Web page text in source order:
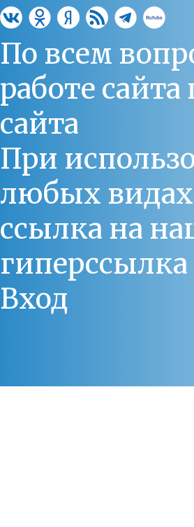
По всем
работе
сайта
При
любых
ссылка на
Вход